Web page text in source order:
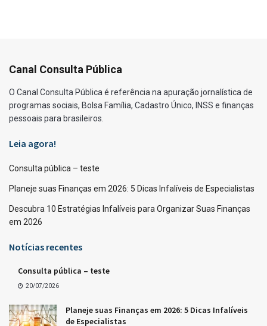
Canal Consulta Pública
O Canal Consulta Pública é referência na apuração jornalística de
programas sociais, Bolsa Família, Cadastro Único, INSS e finanças
pessoais para brasileiros.
Leia agora!
Consulta pública – teste
Planeje suas Finanças em 2026: 5 Dicas Infalíveis de Especialistas
Descubra 10 Estratégias Infalíveis para Organizar Suas Finanças
em 2026
Notícias recentes
Consulta pública – teste
20/07/2026
Planeje suas Finanças em 2026: 5 Dicas Infalíveis
de Especialistas